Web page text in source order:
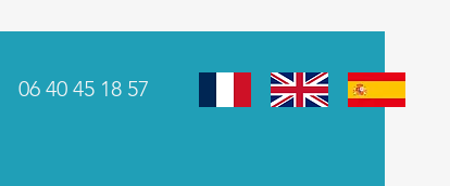
06 40 45 18 57